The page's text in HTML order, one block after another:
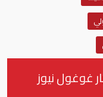
غوغول نيوز